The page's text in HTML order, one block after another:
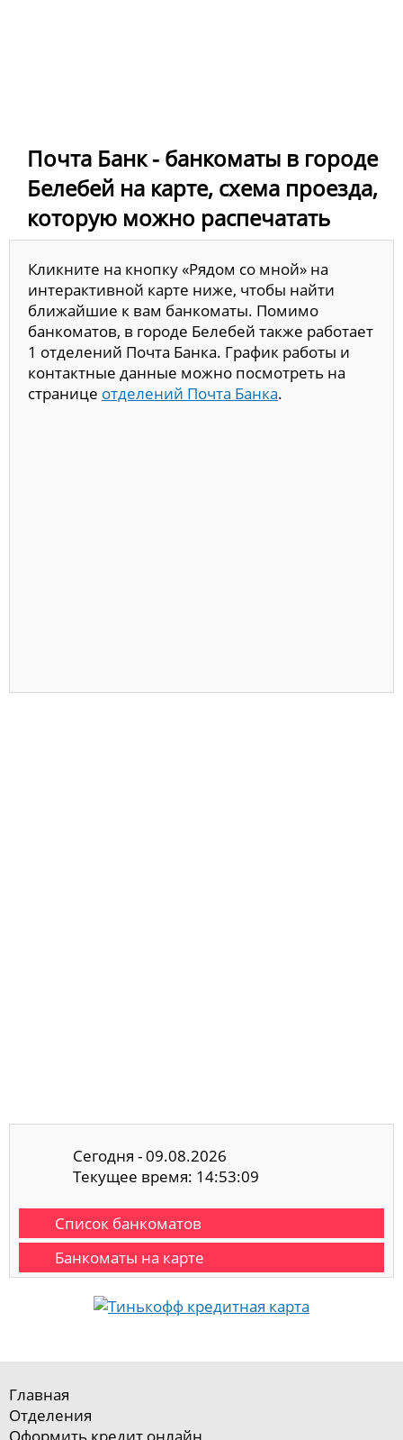
Почта Банк - банкоматы в городе
Белебей на карте, схема проезда,
которую можно распечатать
Кликните на кнопку «Рядом со мной» на
интерактивной карте ниже, чтобы найти
ближайшие к вам банкоматы. Помимо
банкоматов, в городе Белебей также работает
1 отделений Почта Банка. График работы и
контактные данные можно посмотреть на
странице отделений Почта Банка.
Сегодня - 09.08.2026
Текущее время: 14:53:10
Список банкоматов
Банкоматы на карте
Главная
Отделения
Оформить кредит онлайн